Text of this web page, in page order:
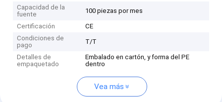
Capacidad de la
fuente
100 piezas por mes
Certificación
CE
Condiciones de
pago
T/T
Detalles de
empaquetado
Embalado en cartón, y forma del PE
dentro
Vea más